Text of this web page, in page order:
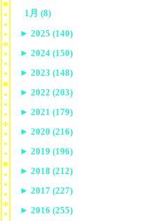
1月 (8)
► 2025 (140)
► 2024 (150)
► 2023 (148)
► 2022 (203)
► 2021 (179)
► 2020 (216)
► 2019 (196)
► 2018 (212)
► 2017 (227)
► 2016 (255)